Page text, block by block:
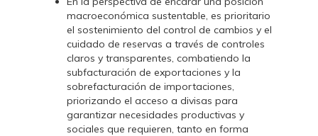
macroeconómica sustentable, es prioritario
el sostenimiento del control de cambios y el
cuidado de reservas a través de controles
claros y transparentes, combatiendo la
subfacturación de exportaciones y la
sobrefacturación de importaciones,
priorizando el acceso a divisas para
garantizar necesidades productivas y
sociales que requieren, tanto en forma